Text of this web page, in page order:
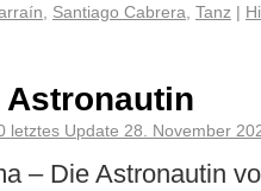
Santiago Cabrera Tanz |
Astronautin
letztes Update 28. November
– Die Astronautin